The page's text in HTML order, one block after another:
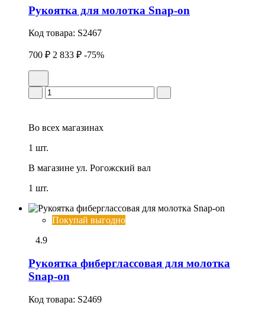
Рукоятка для молотка Snap-on
Код товара: S2467
700 ₽ 2 833 ₽ -75%
Во всех магазинах
1 шт.
В магазине ул. Рогожский вал
1 шт.
Покупай выгодно
4.9
Рукоятка фиберглассовая для молотка
Snap-on
Код товара: S2469